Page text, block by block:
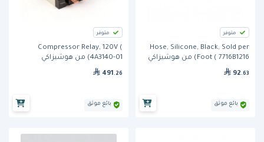
متوفر
Hose, Silicone, Black, Sold per
Foot ( 7716B1216) من هوشيزاكي
92 .63
بائع موثق
متوفر
Compressor Relay, 120V (
4A3140-01) من هوشيزاكي
491 .26
بائع موثق